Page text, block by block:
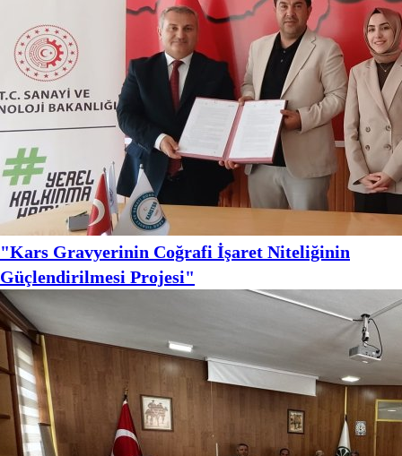
"Kars Gravyerinin Coğrafi İşaret Niteliğinin
Güçlendirilmesi Projesi"